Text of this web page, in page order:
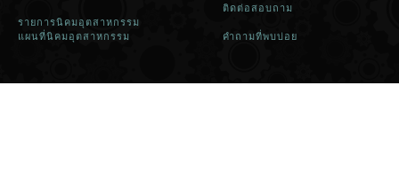
รายการนิคมอุตสาหกรรม
แผนที่นิคมอุตสาหกรรม
ติดต่อสอบถาม
คำถามที่พบบ่อย